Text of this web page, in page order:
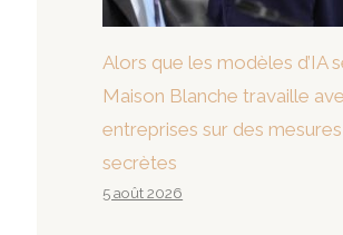
Alors que les modèles d’IA
Maison Blanche travaille
entreprises sur des
secrètes
5 août 2026